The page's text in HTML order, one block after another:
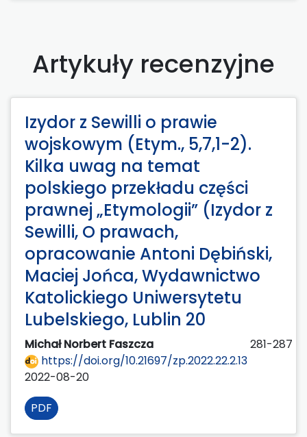
Artykuły recenzyjne
Izydor z Sewilli o prawie
wojskowym (Etym., 5,7,1-2).
Kilka uwag na temat
polskiego przekładu części
prawnej „Etymologii” (Izydor z
Sewilli, O prawach,
opracowanie Antoni Dębiński,
Maciej Jońca, Wydawnictwo
Katolickiego Uniwersytetu
Lubelskiego, Lublin 20
Michał Norbert Faszcza
281-287
https://doi.org/10.21697/zp.2022.22.2.13
2022-08-20
PDF